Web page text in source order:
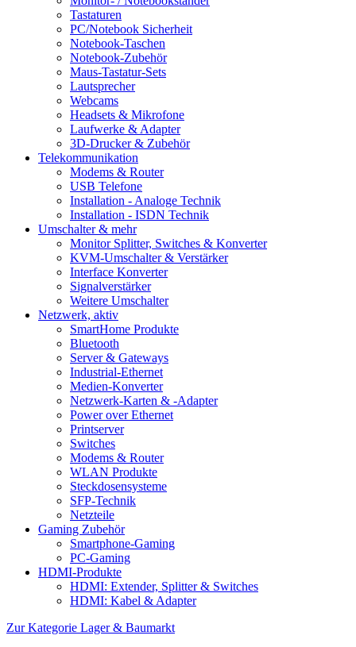
Tastaturen
PC/Notebook Sicherheit
Notebook-Taschen
Notebook-Zubehör
Maus-Tastatur-Sets
Lautsprecher
Webcams
Headsets & Mikrofone
Laufwerke & Adapter
3D-Drucker & Zubehör
Telekommunikation
Modems & Router
USB Telefone
Installation - Analoge Technik
Installation - ISDN Technik
Umschalter & mehr
Monitor Splitter, Switches & Konverter
KVM-Umschalter & Verstärker
Interface Konverter
Signalverstärker
Weitere Umschalter
Netzwerk, aktiv
SmartHome Produkte
Bluetooth
Server & Gateways
Industrial-Ethernet
Medien-Konverter
Netzwerk-Karten & -Adapter
Power over Ethernet
Printserver
Switches
Modems & Router
WLAN Produkte
Steckdosensysteme
SFP-Technik
Netzteile
Gaming Zubehör
Smartphone-Gaming
PC-Gaming
HDMI-Produkte
HDMI: Extender, Splitter & Switches
HDMI: Kabel & Adapter
Zur Kategorie Lager & Baumarkt